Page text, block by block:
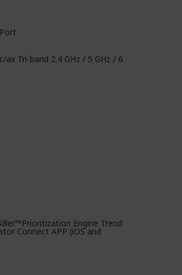
ax Tri-band 2.4 GHz / 5 GHz / 6
Engine Trend
Connect APP (iOS and